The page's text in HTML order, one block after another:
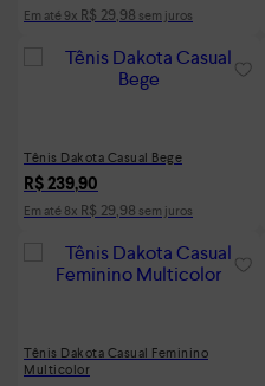
Em até 9x R$ 29,98 sem juros
Tênis Dakota Casual Bege
R$ 239,90
Em até 8x R$ 29,98 sem juros
Tênis Dakota Casual Feminino
Multicolor